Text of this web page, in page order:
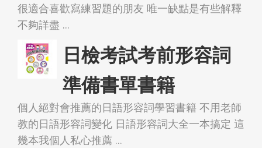
很適合喜歡寫練習題的朋友 唯一缺點是有些解釋
不夠詳盡 ...
日檢考試考前形容詞
準備書單書籍
個人絕對會推薦的日語形容詞學習書籍 不用老師
教的日語形容詞變化 日語形容詞大全一本搞定 這
幾本我個人私心推薦 ...